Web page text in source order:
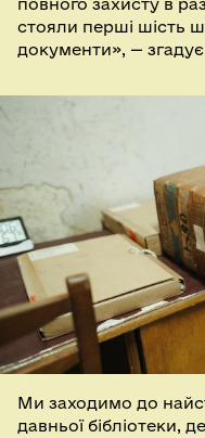
повного захисту в
стояли перші шість
документи», —
Ми заходимо до
давньої бібліотеки,